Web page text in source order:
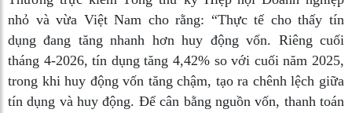
nhỏ và vừa Việt Nam cho rằng: “Thực tế cho thấy tín
dụng đang tăng nhanh hơn huy động vốn. Riêng cuối
tháng 4-2026, tín dụng tăng 4,42% so với cuối năm 2025,
trong khi huy động vốn tăng chậm, tạo ra chênh lệch giữa
tín dụng và huy động. Để cân bằng nguồn vốn, thanh toán